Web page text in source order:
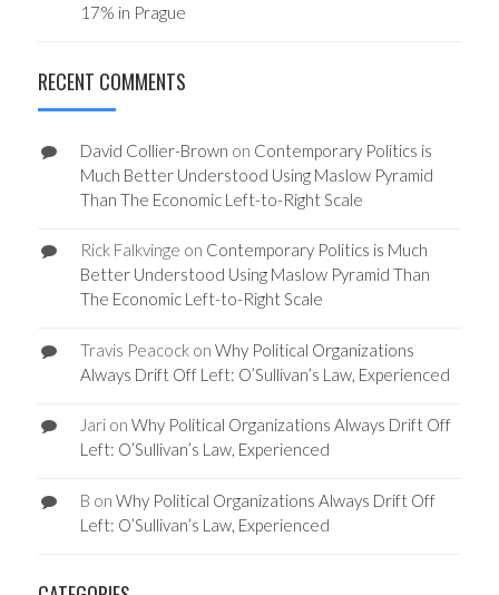
17% in Prague
RECENT COMMENTS
David Collier-Brown on Contemporary Politics is
Much Better Understood Using Maslow Pyramid
Than The Economic Left-to-Right Scale
Rick Falkvinge on Contemporary Politics is Much
Better Understood Using Maslow Pyramid Than
The Economic Left-to-Right Scale
Travis Peacockon Why Political Organizations
Always Drift Off Left: O’Sullivan’s Law, Experienced
Jarion Why Political Organizations Always Drift Off
Left: O’Sullivan’s Law, Experienced
B on Why Political Organizations Always Drift Off
Left: O’Sullivan’s Law, Experienced